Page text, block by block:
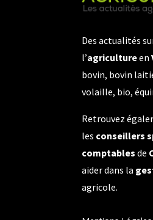
Des actualités
l’agricultureen
bovin, bovin
volaille, bio,
Retrouvez
les conseillers
comptables de
aider dans la
agricole.